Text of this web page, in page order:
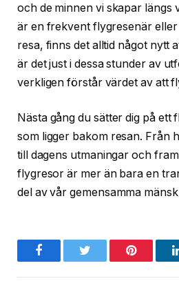
och de minnen vi skapar längs
är en frekvent flygresenär
resa, finns det alltid något nytt
är det just i dessa stunder av
verkligen förstår värdet av att
Nästa gång du sätter dig på ett
som ligger bakom resan. Från
till dagens utmaningar och
flygresor är mer än bara en
del av vår gemensamma
FacebookTwitter Pinterest